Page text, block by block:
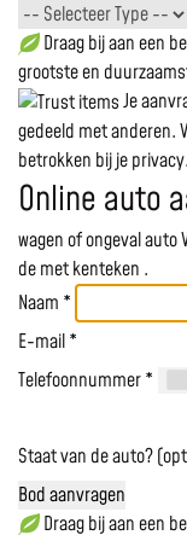
Draag bij aan een
grootste en
Je
gedeeld met anderen.
betrokken bij je privacy.
Online auto
wagen of ongeval auto
demet kenteken .
Naam *
E-mail *
Telefoonnummer *
Staat van de auto?
Bod aanvragen
Draag bij aan een